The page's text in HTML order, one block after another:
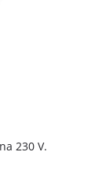
230 V.